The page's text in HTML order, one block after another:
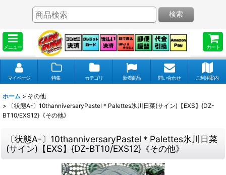
メニュー カート
検索
マイページ 特集 カテゴリ 新着商品 問い合わせ ご利用案内
ホーム > その他
>
〔状態A-〕10thanniversaryPastel＊Palettes氷川日菜(サイン)【EXS】{DZ-
BT10/EXS12}《その他》
〔状態A-〕10thanniversaryPastel＊Palettes氷川日菜
(サイン)【EXS】{DZ-BT10/EXS12}《その他》